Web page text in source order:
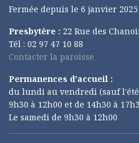
Fermée depuis le 6 janvier
Presbytère : 22 Rue des
Tél : 02 97 47 10 88
Contacter la paroisse
Permanences d'accueil :
du lundi au vendredi (sauf
9h30 à 12h00 et de 14h30 à
Le samedi de 9h30 à 12h00